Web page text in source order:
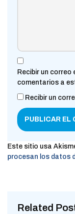
Recibir un
comentarios a
Recibir un
Este sitio usa
procesan los datos
Related